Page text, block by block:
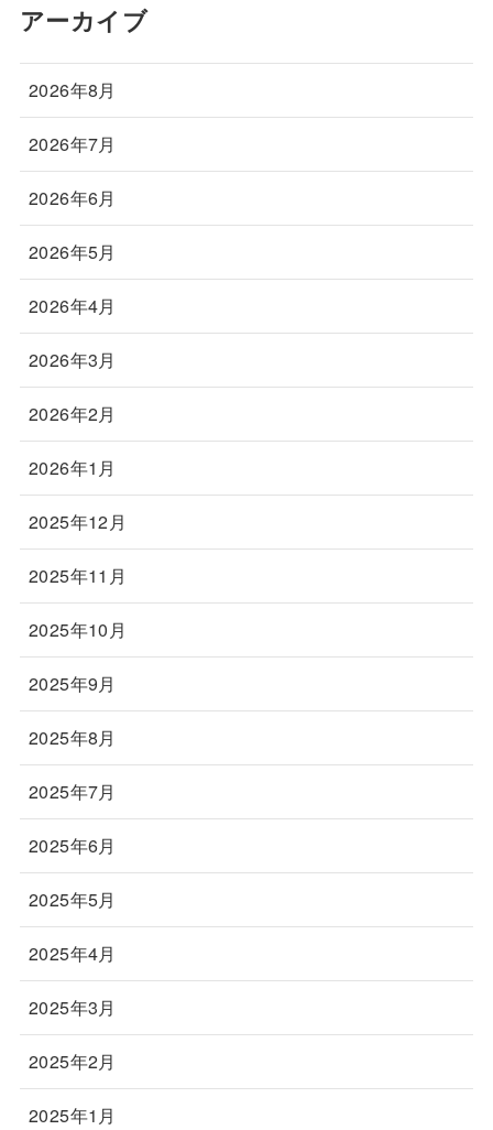
アーカイブ
2026年8月
2026年7月
2026年6月
2026年5月
2026年4月
2026年3月
2026年2月
2026年1月
2025年12月
2025年11月
2025年10月
2025年9月
2025年8月
2025年7月
2025年6月
2025年5月
2025年4月
2025年3月
2025年2月
2025年1月